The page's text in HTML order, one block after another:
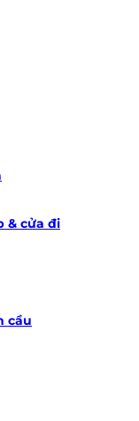
& cửa đi
cầu